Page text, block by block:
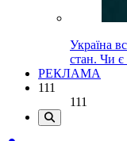
Україна
стан. Чи є
РЕКЛАМА
111
111